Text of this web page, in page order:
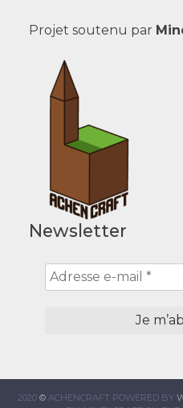
Projet soutenu par
Newsletter
2020 © ACHENCRAFT POWERED BY